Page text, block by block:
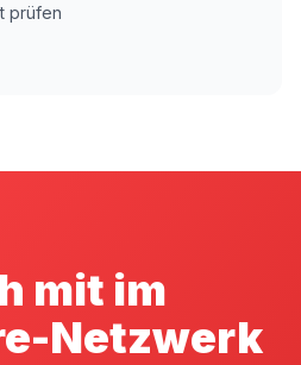
prüfen
mit im
Netzwerk